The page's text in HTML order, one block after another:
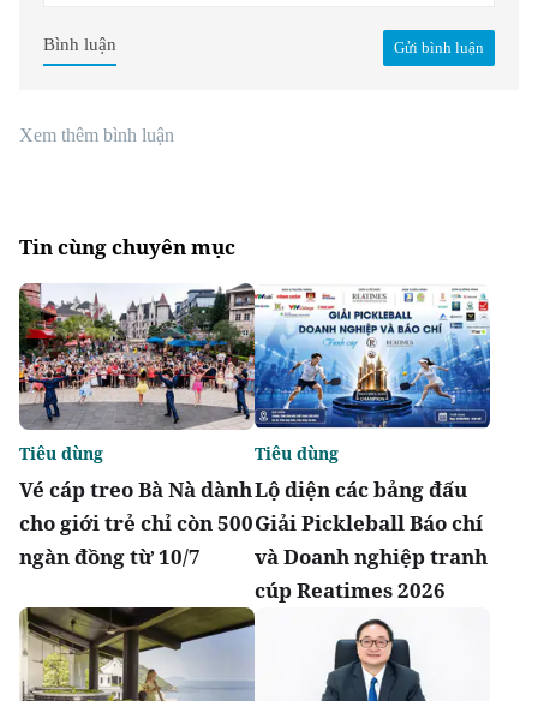
Gửi bình luận
Bình luận
Xem thêm bình luận
Tin cùng chuyên mục
Vé cáp treo Bà Nà dành
cho giới trẻ chỉ còn 500
ngàn đồng từ 10/7
Tiêu dùng
Lộ diện các bảng đấu
Giải Pickleball Báo chí
và Doanh nghiệp tranh
cúp Reatimes 2026
Tiêu dùng